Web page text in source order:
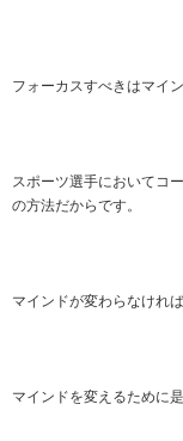
フォーカスすべきはマイ
スポーツ選手においてコ
の方法だからです。
マインドが変わらなけれ
マインドを変えるために